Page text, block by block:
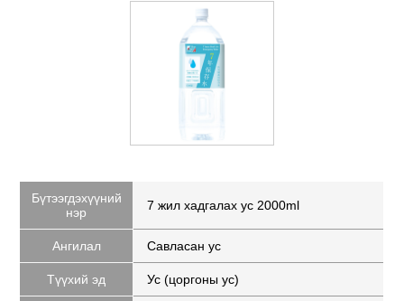
Бүтээгдэхүүний
нэр
7 жил хадгалах ус 2000ml
Ангилал Савласан ус
Түүхий эд Ус (цоргоны ус)